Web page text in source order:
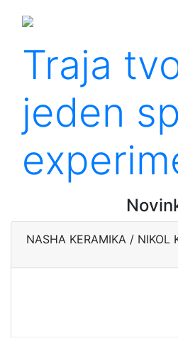
Traja
jeden
NASHA KERAMIKA / NIKOL